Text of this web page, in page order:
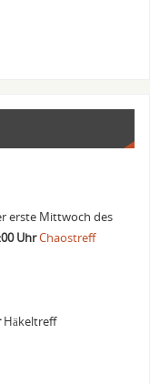
erste Mittwoch des
UhrChaostreff
Häkeltreff